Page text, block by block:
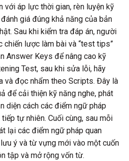
với áp lực thời gian, rèn luyện kỹ
giá đúng khả năng của bản
Sau khi kiểm tra đáp án, người
chiến lược làm bài và “test tips”
Answer Keys để nâng cao kỹ
Test, sau khi sửa lỗi, hãy
và đọc nhẩm theo Scripts. Đây là
để cải thiện kỹ năng nghe, phát
diện cách các điểm ngữ pháp
tự nhiên. Cuối cùng, sau mỗi
lại các điểm ngữ pháp quan
ý và từ vựng mới vào một cuốn
tập và mở rộng vốn từ.